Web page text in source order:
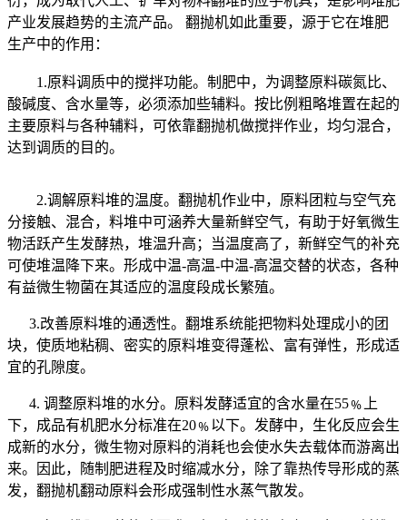
产业发展趋势的主流产品。 翻抛机如此重要，源于它在堆肥
生产中的作用：
1.原料调质中的搅拌功能。制肥中，为调整原料碳氮比、
酸碱度、含水量等，必须添加些辅料。按比例粗略堆置在起的
主要原料与各种辅料，可依靠翻抛机做搅拌作业，均匀混合，
达到调质的目的。
2.调解原料堆的温度。翻抛机作业中，原料团粒与空气充
分接触、混合，料堆中可涵养大量新鲜空气，有助于好氧微生
物活跃产生发酵热，堆温升高；当温度高了，新鲜空气的补充
可使堆温降下来。形成中温-高温-中温-高温交替的状态，各种
有益微生物菌在其适应的温度段成长繁殖。
3.改善原料堆的通透性。翻堆系统能把物料处理成小的团
块，使质地粘稠、密实的原料堆变得蓬松、富有弹性，形成适
宜的孔隙度。
4. 调整原料堆的水分。原料发酵适宜的含水量在55﹪上
下，成品有机肥水分标准在20﹪以下。发酵中，生化反应会生
成新的水分，微生物对原料的消耗也会使水失去载体而游离出
来。因此，随制肥进程及时缩减水分，除了靠热传导形成的蒸
发，翻抛机翻动原料会形成强制性水蒸气散发。